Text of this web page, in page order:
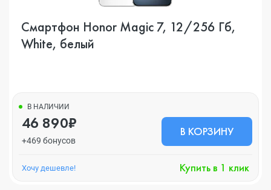
Смартфон Honor Magic 7, 12/256 Гб,
White, белый
В НАЛИЧИИ
46 890₽
+469 бонусов
В КОРЗИНУ
Хочу дешевле! Купить в 1 клик